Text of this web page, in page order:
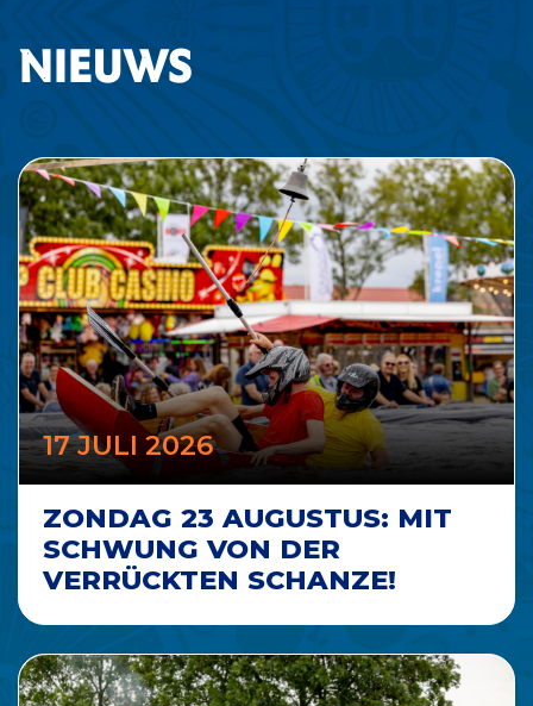
Nieuws
17 JULI 2026
ZONDAG 23 AUGUSTUS: MIT
SCHWUNG VON DER
VERRÜCKTEN SCHANZE!